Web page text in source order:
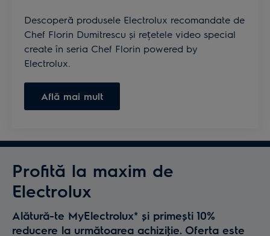
Descoperă produsele Electrolux recomandate de
Chef Florin Dumitrescu și rețetele video special
create în seria Chef Florin powered by
Electrolux.
Află mai mult
Profită la maxim de
Electrolux
Alătură-te MyElectrolux* și primești 10%
reducere la următoarea achiziţie. Oferta este